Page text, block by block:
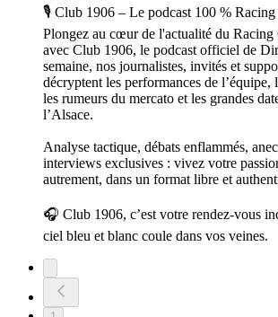
🎙️ Club 1906 – Le podcast 100 %
Plongez au cœur de l'actualité du Racing
avec Club 1906, le podcast officiel de
semaine, nos journalistes, invités et
décryptent les performances de l’équipe,
les rumeurs du mercato et les grandes
l’Alsace.
Analyse tactique, débats enflammés,
interviews exclusives : vivez votre
autrement, dans un format libre et
🎧 Club 1906, c’est votre rendez-vous
ciel bleu et blanc coule dans vos veines.